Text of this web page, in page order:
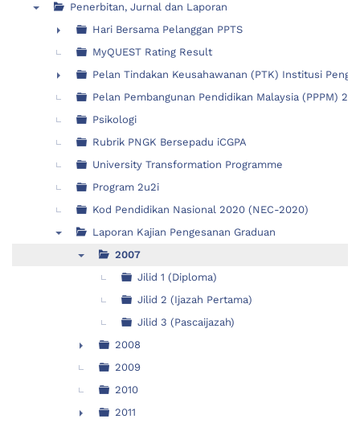
Penerbitan, Jurnal dan Laporan
►
Hari Bersama Pelanggan PPTS
MyQUEST Rating Result
►
Pelan Tindakan Keusahawanan (PTK) Institusi
Pelan Pembangunan Pendidikan Malaysia (PPPM)
Psikologi
Rubrik PNGK Bersepadu iCGPA
University Transformation Programme
Program 2u2i
Kod Pendidikan Nasional 2020 (NEC-2020)
Laporan Kajian Pengesanan Graduan
2007
Jilid 1 (Diploma)
Jilid 2 (Ijazah Pertama)
Jilid 3 (Pascaijazah)
►
2008
2009
2010
2011